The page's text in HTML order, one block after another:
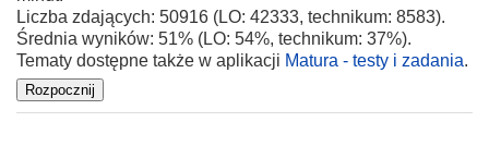
Liczba zdających: 50916 (LO: 42333, technikum: 8583).
Średnia wyników: 51% (LO: 54%, technikum: 37%).
Tematy dostępne także w aplikacji Matura - testy i zadania.